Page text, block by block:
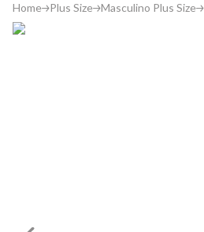
Home Plus Size Masculino Plus Size